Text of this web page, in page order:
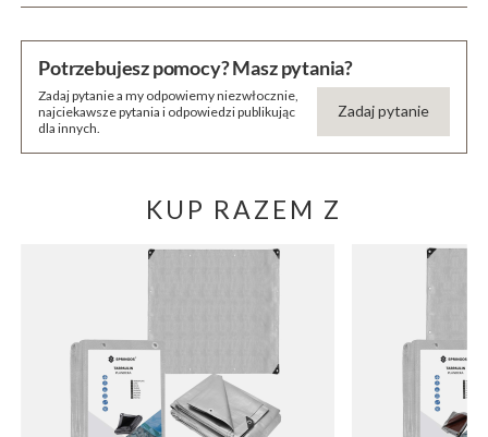
Potrzebujesz pomocy? Masz pytania?
Zadaj pytanie a my odpowiemy niezwłocznie,
najciekawsze pytania i odpowiedzi publikując
dla innych.
Zadaj pytanie
KUP RAZEM Z